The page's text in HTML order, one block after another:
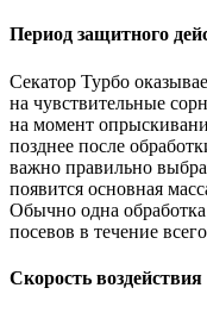
Период защитного
Секатор Турбо
на чувствительные
на момент
позднее после
важно правильно
появится основная
Обычно одна
посевов в течение
Скорость воздействия